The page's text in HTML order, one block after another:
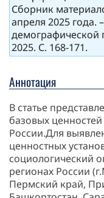
Сборник
апреля 2025 года.
демографической
2025. С. 168-171.
Аннотация
В статье
базовых
России.Для
ценностных
социологический
регионах России
Пермский край,